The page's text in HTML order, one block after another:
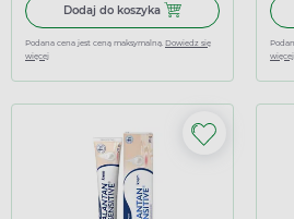
Dodaj do koszyka Dodaj do koszyka
Podana cena jest ceną maksymalną. Dowiedz się
więcej
więcej